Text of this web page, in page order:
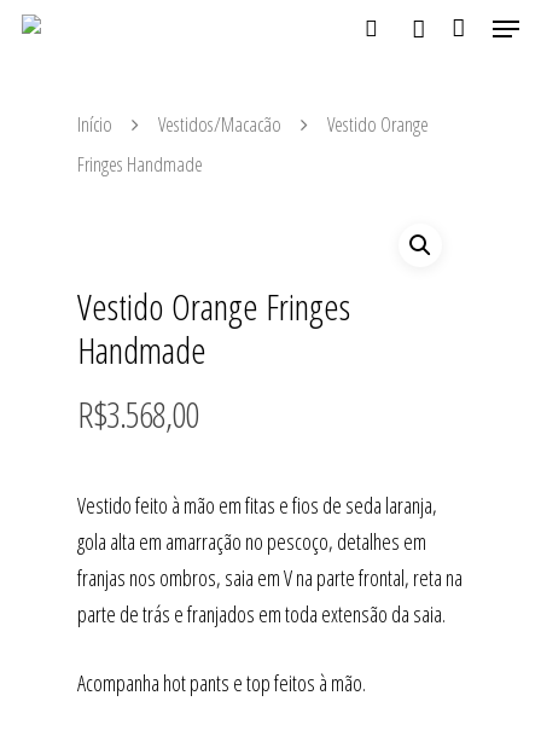
Aperte ENTER para buscar ou ESC para fechar
Início Vestidos/Macacão
Vestido Orange
Fringes Handmade
Vestido Orange Fringes
Handmade
R$3.568,00
Vestido feito à mão em fitas e fios de seda laranja,
gola alta em amarração no pescoço, detalhes em
franjas nos ombros, saia em V na parte frontal, reta na
parte de trás e franjados em toda extensão da saia.
Acompanha hot pants e top feitos à mão.